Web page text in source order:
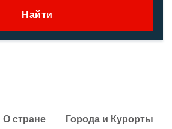
Найти
О стране Города и Курорты